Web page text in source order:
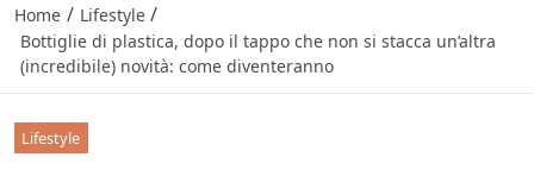
Home / Lifestyle /
Bottiglie di plastica, dopo il tappo che non si stacca un’altra
(incredibile) novità: come diventeranno
Lifestyle